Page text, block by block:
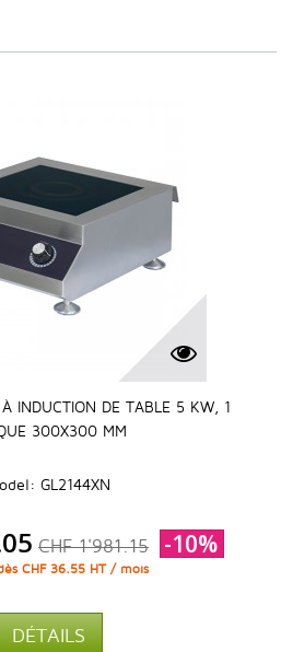
INDUCTION DE TABLE 5 KW, 1
300X300 MM
GL2144XN
CHF 1'981.15 -10%
CHF 36.55 HT / mois
DÉTAILS